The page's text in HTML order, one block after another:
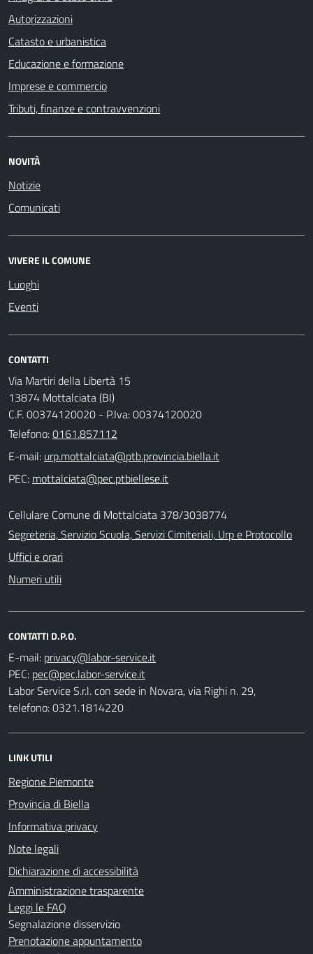
Autorizzazioni
Catasto e urbanistica
Educazione e formazione
Imprese e commercio
Tributi, finanze e contravvenzioni
NOVITÀ
Notizie
Comunicati
VIVERE IL COMUNE
Luoghi
Eventi
CONTATTI
Via Martiri della Libertà 15
13874 Mottalciata (BI)
C.F. 00374120020 - P.Iva: 00374120020
Telefono:0161.857112
E-mail:
PEC:
Cellulare Comune di Mottalciata 378/3038774
Segreteria, Servizio Scuola, Servizi Cimiteriali, Urp e Protocollo
Uffici e orari
Numeri utili
CONTATTI D.P.O.
E-mail:
PEC:
Labor Service S.r.l. con sede in Novara, via Righi n. 29,
telefono: 0321.1814220
LINK UTILI
Regione Piemonte
Provincia di Biella
Informativa privacy
Note legali
Dichiarazione di accessibilità
Amministrazione trasparente
Leggi le FAQ
Segnalazione disservizio
Prenotazione appuntamento